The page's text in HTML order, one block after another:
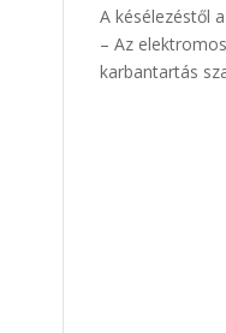
A késélezéstől
– Az
karbantartás